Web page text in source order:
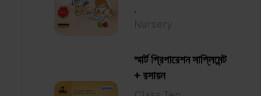
,
Nursery
স্মার্ট প্রিপারেশন সাপ্লিমেন্ট
+ রসায়ন